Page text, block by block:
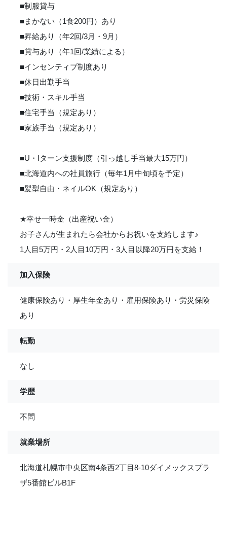
■制服貸与
■まかない（1食200円）あり
■昇給あり（年2回/3月・9月）
■賞与あり（年1回/業績による）
■インセンティブ制度あり
■休日出勤手当
■技術・スキル手当
■住宅手当（規定あり）
■家族手当（規定あり）
■U・Iターン支援制度（引っ越し手当最大15万円）
■北海道内への社員旅行（毎年1月中旬頃を予定）
■髪型自由・ネイルOK（規定あり）
★幸せ一時金（出産祝い金）
お子さんが生まれたら会社からお祝いを支給します♪
1人目5万円・2人目10万円・3人目以降20万円を支給！
加入保険
健康保険あり・厚生年金あり・雇用保険あり・労災保険
あり
転勤
なし
学歴
不問
就業場所
北海道札幌市中央区南4条西2丁目8-10ダイメックスプラ
ザ5番館ビルB1F